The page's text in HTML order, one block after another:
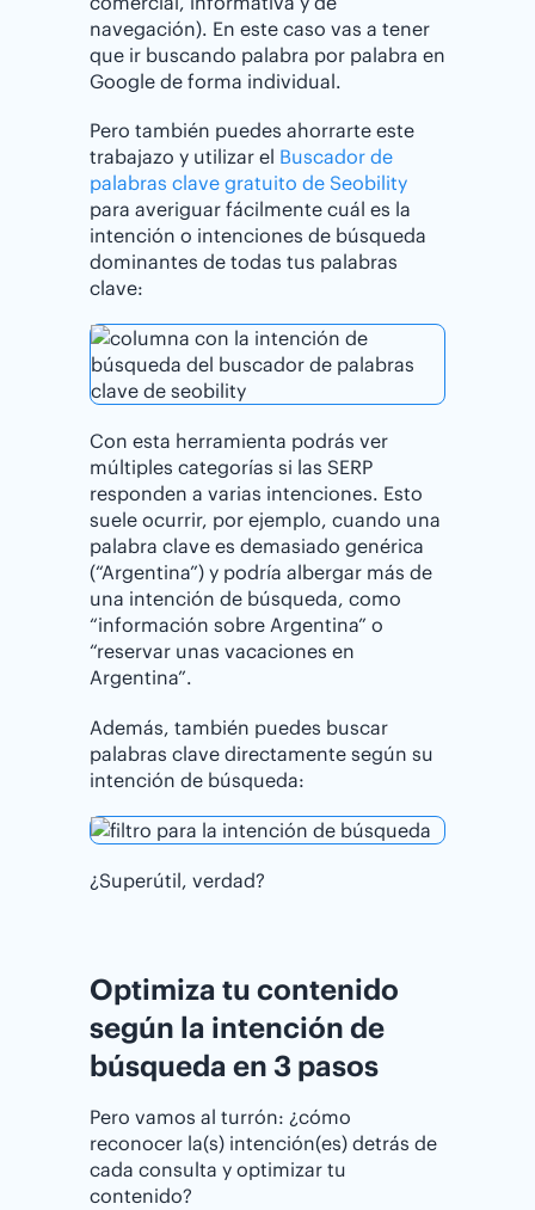
navegación). En este caso vas a tener
que ir buscando palabra por palabra en
Google de forma individual.
Pero también puedes ahorrarte este
trabajazo y utilizar el Buscador de
palabras clave gratuito de Seobility
para averiguar fácilmente cuál es la
intención o intenciones de búsqueda
dominantes de todas tus palabras
clave:
Con esta herramienta podrás ver
múltiples categorías si las SERP
responden a varias intenciones. Esto
suele ocurrir, por ejemplo, cuando una
palabra clave es demasiado genérica
(“Argentina”) y podría albergar más de
una intención de búsqueda, como
“información sobre Argentina” o
“reservar unas vacaciones en
Argentina”.
Además, también puedes buscar
palabras clave directamente según su
intención de búsqueda:
¿Superútil, verdad?
Optimiza tu contenido
según la intención de
búsqueda en 3 pasos
Pero vamos al turrón: ¿cómo
reconocer la(s) intención(es) detrás de
cada consulta y optimizar tu
contenido?